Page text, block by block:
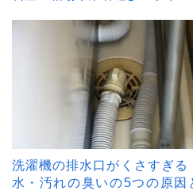
洗濯機の排水口がくさすぎる
水・汚れの臭いの5つの原因